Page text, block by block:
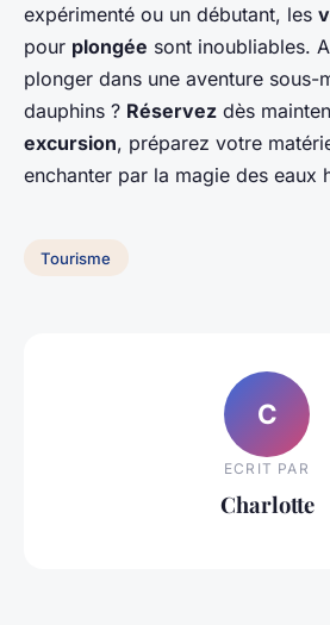
expérimenté ou un débutant, les
pour plongée sont inoubliables.
plonger dans une aventure sous-
dauphins ? Réservez dès
excursion, préparez votre
enchanter par la magie des eaux
Tourisme
C
ECRIT PAR
Charlotte